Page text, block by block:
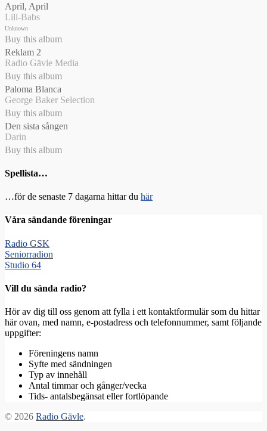
April, April
Lill-Babs
Unknown
Buy this album
Reklam 2
Radio Gävle Media
Buy this album
Paloma Blanca
George Baker Selection
Buy this album
Den sista sången
Darin
Buy this album
Spellista…
…för de senaste 7 dagarna hittar du här
Våra sändande föreningar
Radio GSK
Seniorradion
Studio 64
Vill du sända radio?
Hör av dig till oss genom att fylla i ett kontaktformulär som du hittar
här ovan, med namn, e-postadress och telefonnummer, samt följande
uppgifter:
Föreningens namn
Syfte med sändningen
Typ av innehåll
Antal timmar och gånger/vecka
Tids- antalsbegänsat eller fortlöpande
© 2026 Radio Gävle.